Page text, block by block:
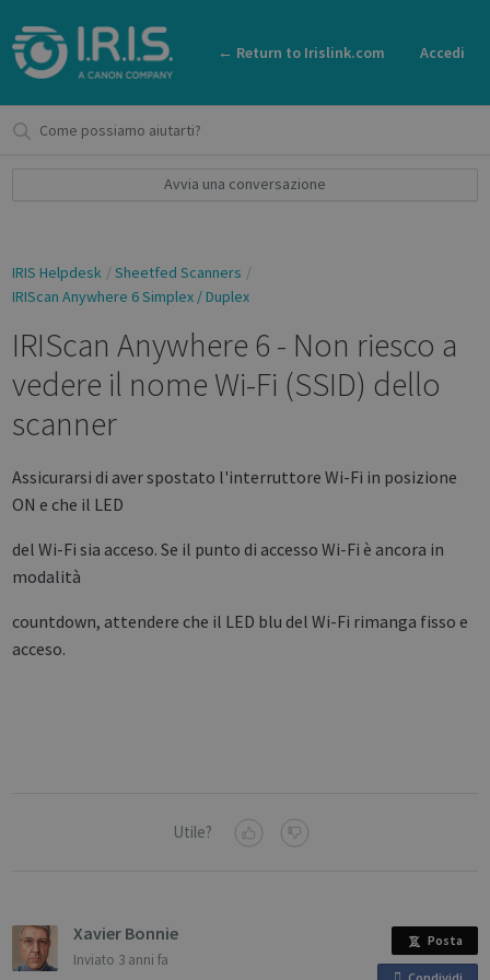
← Return to Irislink.com Accedi
Avvia una conversazione
IRIS Helpdesk
Sheetfed Scanners
IRIScan Anywhere 6 Simplex / Duplex
IRIScan Anywhere 6 - Non riesco a
vedere il nome Wi-Fi (SSID) dello
scanner
Assicurarsi di aver spostato l'interruttore Wi-Fi in posizione
ON e che il LED
del Wi-Fi sia acceso. Se il punto di accesso Wi-Fi è ancora in
modalità
countdown, attendere che il LED blu del Wi-Fi rimanga fisso e
acceso.
Utile?
Xavier Bonnie
Inviato 3 anni fa
Posta